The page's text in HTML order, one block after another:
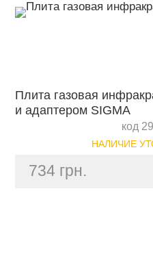
Плита газовая
и адаптером SIGMA
код
НАЛИЧИЕ
734 грн.